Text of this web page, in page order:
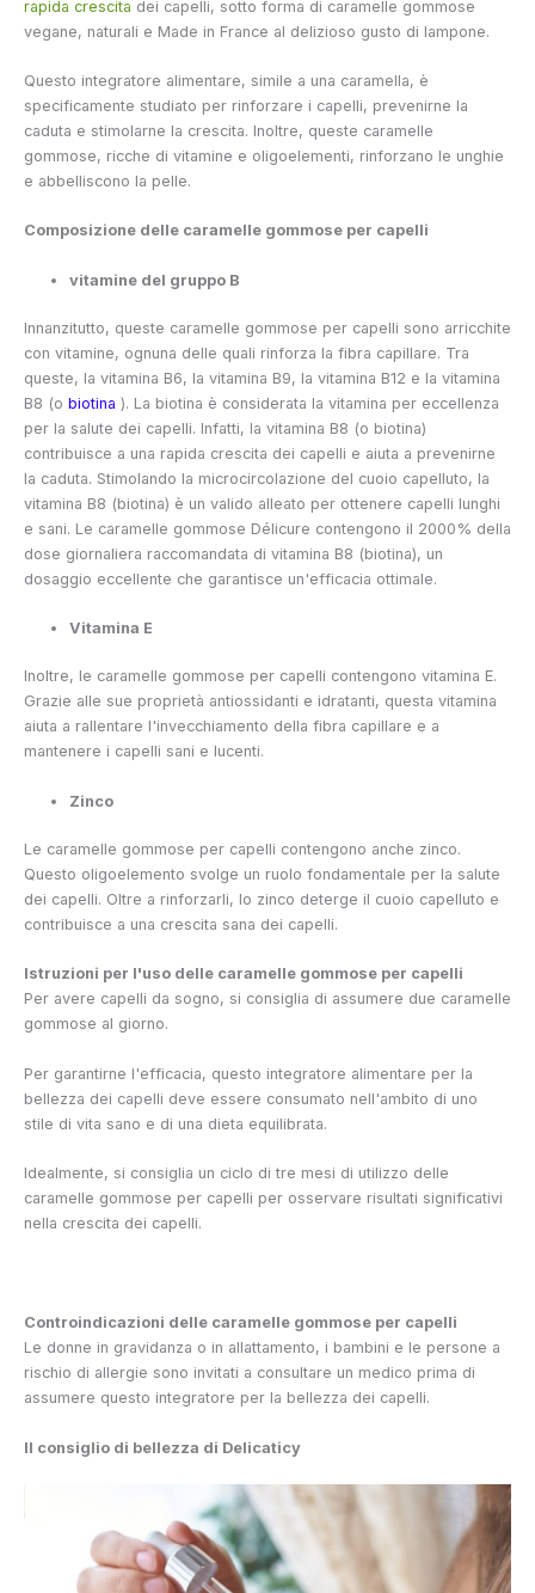
rapida crescita dei capelli, sotto forma di caramelle gommose
vegane, naturali e Made in France al delizioso gusto di lampone.
Questo integratore alimentare, simile a una caramella, è
specificamente studiato per rinforzare i capelli, prevenirne la
caduta e stimolarne la crescita. Inoltre, queste caramelle
gommose, ricche di vitamine e oligoelementi, rinforzano le unghie
e abbelliscono la pelle.
Composizione delle caramelle gommose per capelli
vitamine del gruppo B
Innanzitutto, queste caramelle gommose per capelli sono arricchite
con vitamine, ognuna delle quali rinforza la fibra capillare. Tra
queste, la vitamina B6, la vitamina B9, la vitamina B12 e la vitamina
B8 (o biotina ). La biotina è considerata la vitamina per eccellenza
per la salute dei capelli. Infatti, la vitamina B8 (o biotina)
contribuisce a una rapida crescita dei capelli e aiuta a prevenirne
la caduta. Stimolando la microcircolazione del cuoio capelluto, la
vitamina B8 (biotina) è un valido alleato per ottenere capelli lunghi
e sani. Le caramelle gommose Délicure contengono il 2000% della
dose giornaliera raccomandata di vitamina B8 (biotina), un
dosaggio eccellente che garantisce un'efficacia ottimale.
Vitamina E
Inoltre, le caramelle gommose per capelli contengono vitamina E.
Grazie alle sue proprietà antiossidanti e idratanti, questa vitamina
aiuta a rallentare l'invecchiamento della fibra capillare e a
mantenere i capelli sani e lucenti.
Zinco
Le caramelle gommose per capelli contengono anche zinco.
Questo oligoelemento svolge un ruolo fondamentale per la salute
dei capelli. Oltre a rinforzarli, lo zinco deterge il cuoio capelluto e
contribuisce a una crescita sana dei capelli.
Istruzioni per l'uso delle caramelle gommose per capelli
Per avere capelli da sogno, si consiglia di assumere due caramelle
gommose al giorno.
Per garantirne l'efficacia, questo integratore alimentare per la
bellezza dei capelli deve essere consumato nell'ambito di uno
stile di vita sano e di una dieta equilibrata.
Idealmente, si consiglia un ciclo di tre mesi di utilizzo delle
caramelle gommose per capelli per osservare risultati significativi
nella crescita dei capelli.
Controindicazioni delle caramelle gommose per capelli
Le donne in gravidanza o in allattamento, i bambini e le persone a
rischio di allergie sono invitati a consultare un medico prima di
assumere questo integratore per la bellezza dei capelli.
Il consiglio di bellezza di Delicaticy